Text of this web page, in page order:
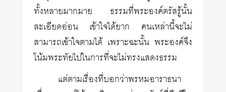
ทั้งหลายมากมาย ธรรมที่พระองค์ตรัสรู้นั้น
ละเอียดอ่อน เข้าใจได้ยาก คนเหล่านี้จะไม่
สามารถเข้าใจตามได้ เพราะฉะนั้น พระองค์จึง
โน้มพระทัยไปในการที่จะไม่ทรงแสดงธรรม
แต่ตามเรื่องที่บอกว่าพรหมอาราธนา